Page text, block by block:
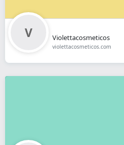
Violettacosmeticos
violettacosmeticos.com